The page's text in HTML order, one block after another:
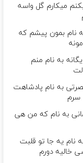
میکارم گل واسه
نام بمون پیشم که
به نام منم
به نام پادشاهت
سرم
به نام که من هی
نام یه جا تو قلبت
خالیه دورم